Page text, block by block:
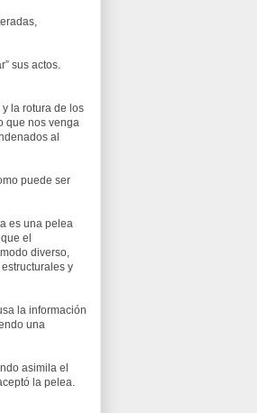
sus actos.
la rotura de los
que nos venga
al
puede ser
es una pelea
el
diverso,
y
la información
una
asimila el
la pelea.